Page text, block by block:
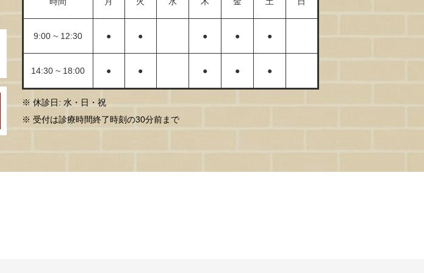
9:00 ~ 12:30 ● ● ● ● ●
14:30 ~ 18:00 ● ● ● ● ●
※ 休診日: 水・日・祝
※ 受付は診療時間終了時刻の30分前まで